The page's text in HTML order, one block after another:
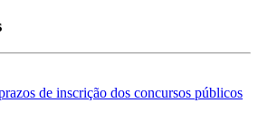
de inscrição dos concursos públicos